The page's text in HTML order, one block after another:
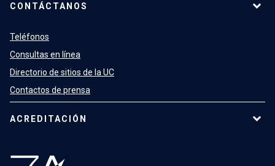
CONTÁCTANOS
Teléfonos
Consultas en línea
Directorio de sitios de la UC
Contactos de prensa
ACREDITACIÓN